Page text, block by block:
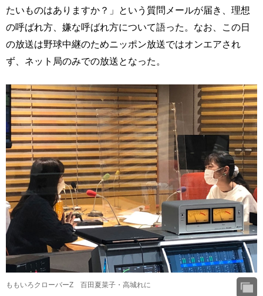
たいものはありますか？」という質問メールが届き、理想
の呼ばれ方、嫌な呼ばれ方について語った。なお、この日
の放送は野球中継のためニッポン放送ではオンエアされ
ず、ネット局のみでの放送となった。
ももいろクローバーZ 百田夏菜子・高城れに